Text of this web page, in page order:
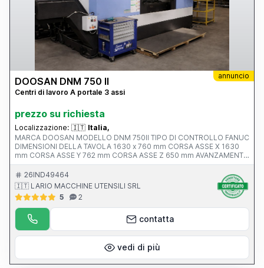
annuncio
DOOSAN DNM 750 II
Centri di lavoro A portale 3 assi
prezzo su richiesta
Localizzazione: 🇮🇹 Italia,
MARCA DOOSAN MODELLO DNM 750II TIPO DI CONTROLLO FANUC
DIMENSIONI DELLA TAVOLA 1630 x 760 mm CORSA ASSE X 1630
mm CORSA ASSE Y 762 mm CORSA ASSE Z 650 mm AVANZAMENTO
RAPIDO ASSI X-Y-Z ATTACCO MANDRINO Iso 40 VELOCITA’
MANDRINO 12.000 rpm ANNO V MACCHINA CE 2017 PESO 13500
KG
26IND49464
🇮🇹 LARIO MACCHINE UTENSILI SRL
5
2
contatta
vedi di più